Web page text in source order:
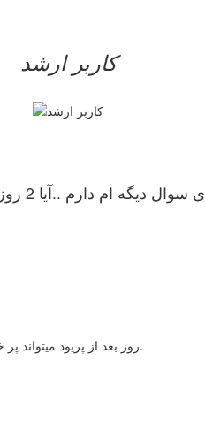
کاربر ارشد
ی سوال دیگه ام دارم ..آیا 2 روز بعد از پریود و 6 روز مونده به پریود روزای پرخطر هستن؟؟؟
2روز بعد از پریود میتواند پر خطر باشد البته شاید روزهای تخمکگذاری نباشد ولی 6 روز مونده به پریود منظم دوره امن میباشد.